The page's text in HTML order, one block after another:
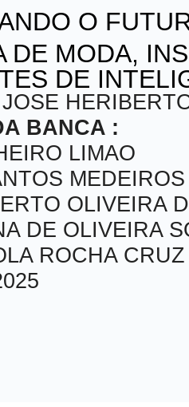
O
DE MODA,
DE
JOSE
BANCA :
LIMAO
MEDEIROS
OLIVEIRA
DE OLIVEIRA
ROCHA